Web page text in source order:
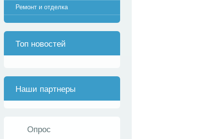
Ремонт и отделка
Топ новостей
Наши партнеры
Опрос